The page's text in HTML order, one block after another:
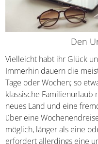
Den
Vielleicht habt ihr Glück
Immerhin dauern die
mehrere Tage oder
oder der klassische
Strand. Auch ein neues